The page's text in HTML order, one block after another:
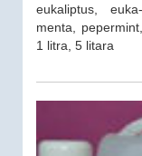
eukaliptus,
menta,
1 litra, 5 litara